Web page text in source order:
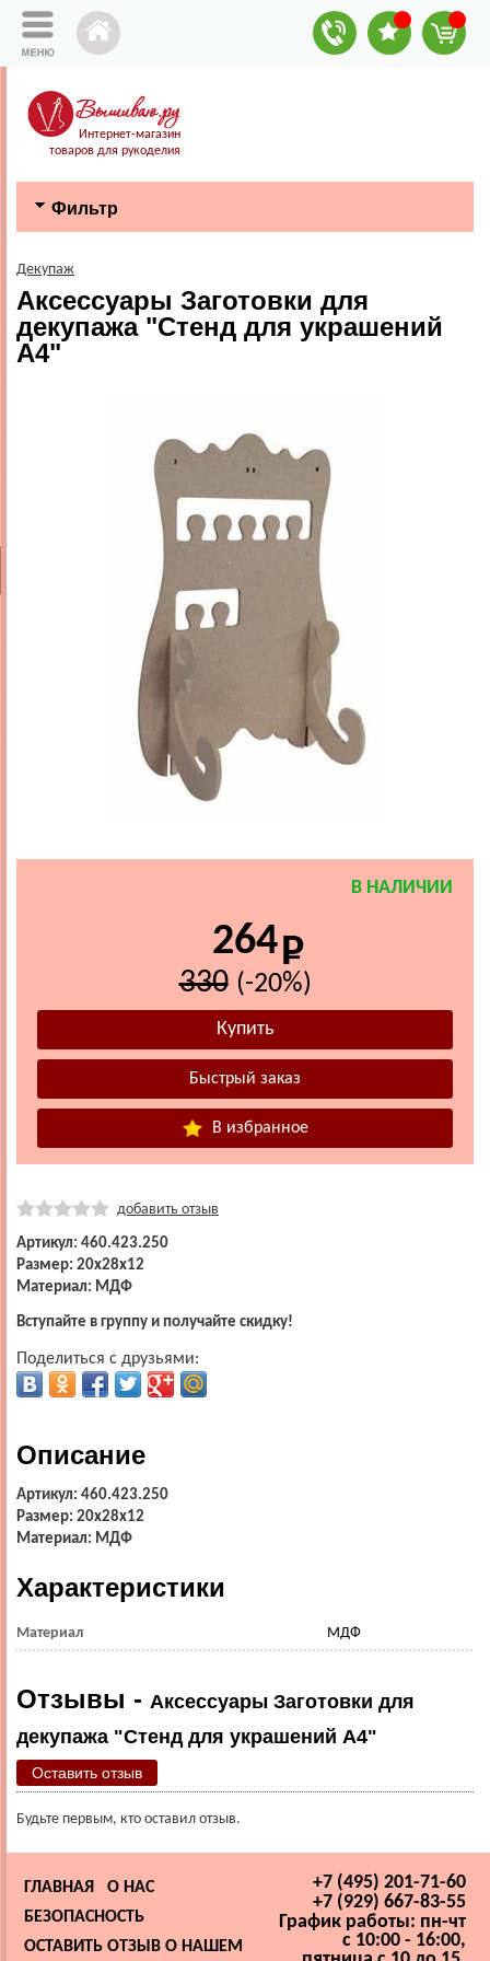
Интернет-магазин
товаров для рукоделия
Фильтр
Декупаж
Аксессуары Заготовки для
декупажа "Стенд для украшений
А4"
В НАЛИЧИИ
264
330 (-20%)
В избранное
добавить отзыв
Артикул: 460.423.250
Размер: 20х28х12
Материал: МДФ
Вступайте в группу и получайте скидку!
Поделиться с друзьями:
Описание
Артикул: 460.423.250
Размер: 20х28х12
Материал: МДФ
Характеристики
Материал МДФ
Отзывы - Аксессуары Заготовки для
декупажа "Стенд для украшений А4"
Оставить отзыв
Будьте первым, кто оставил отзыв.
+7 (495) 201-71-60
+7 (929) 667-83-55
График работы: пн-чт
с 10:00 - 16:00,
ГЛАВНАЯ
О НАС
БЕЗОПАСНОСТЬ
ОСТАВИТЬ ОТЗЫВ О НАШЕМ